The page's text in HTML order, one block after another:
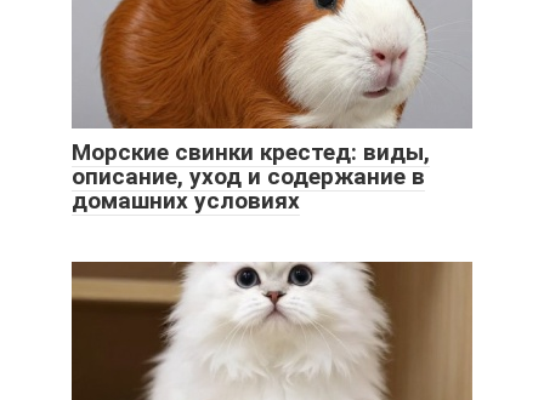
Морские свинки крестед: виды,
описание, уход и содержание в
домашних условиях